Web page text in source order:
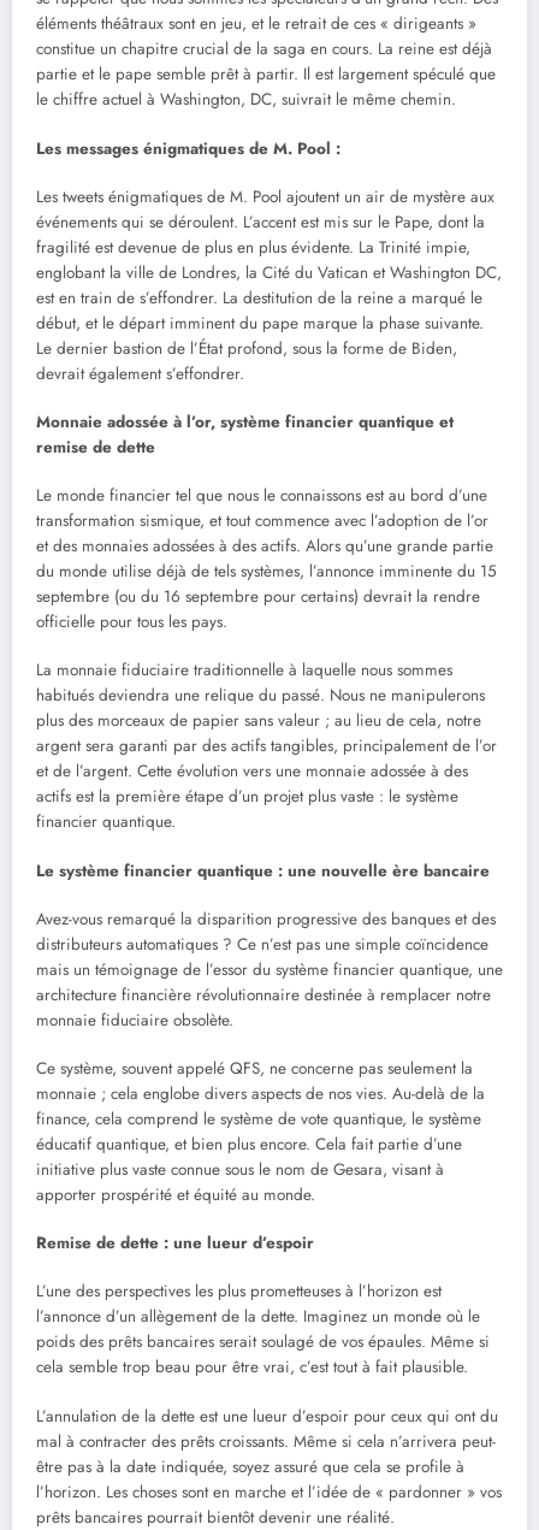
éléments théâtraux sont en jeu, et le retrait de ces « dirigeants »
constitue un chapitre crucial de la saga en cours. La reine est déjà
partie et le pape semble prêt à partir. Il est largement spéculé que
le chiffre actuel à Washington, DC, suivrait le même chemin.
Les messages énigmatiques de M. Pool :
Les tweets énigmatiques de M. Pool ajoutent un air de mystère aux
événements qui se déroulent. L’accent est mis sur le Pape, dont la
fragilité est devenue de plus en plus évidente. La Trinité impie,
englobant la ville de Londres, la Cité du Vatican et Washington DC,
est en train de s’effondrer. La destitution de la reine a marqué le
début, et le départ imminent du pape marque la phase suivante.
Le dernier bastion de l’État profond, sous la forme de Biden,
devrait également s’effondrer.
Monnaie adossée à l’or, système financier quantique et
remise de dette
Le monde financier tel que nous le connaissons est au bord d’une
transformation sismique, et tout commence avec l’adoption de l’or
et des monnaies adossées à des actifs. Alors qu’une grande partie
du monde utilise déjà de tels systèmes, l’annonce imminente du 15
septembre (ou du 16 septembre pour certains) devrait la rendre
officielle pour tous les pays.
La monnaie fiduciaire traditionnelle à laquelle nous sommes
habitués deviendra une relique du passé. Nous ne manipulerons
plus des morceaux de papier sans valeur ; au lieu de cela, notre
argent sera garanti par des actifs tangibles, principalement de l’or
et de l’argent. Cette évolution vers une monnaie adossée à des
actifs est la première étape d’un projet plus vaste : le système
financier quantique.
Le système financier quantique : une nouvelle ère bancaire
Avez-vous remarqué la disparition progressive des banques et des
distributeurs automatiques ? Ce n’est pas une simple coïncidence
mais un témoignage de l’essor du système financier quantique, une
architecture financière révolutionnaire destinée à remplacer notre
monnaie fiduciaire obsolète.
Ce système, souvent appelé QFS, ne concerne pas seulement la
monnaie ; cela englobe divers aspects de nos vies. Au-delà de la
finance, cela comprend le système de vote quantique, le système
éducatif quantique, et bien plus encore. Cela fait partie d’une
initiative plus vaste connue sous le nom de Gesara, visant à
apporter prospérité et équité au monde.
Remise de dette : une lueur d’espoir
L’une des perspectives les plus prometteuses à l’horizon est
l’annonce d’un allègement de la dette. Imaginez un monde où le
poids des prêts bancaires serait soulagé de vos épaules. Même si
cela semble trop beau pour être vrai, c’est tout à fait plausible.
L’annulation de la dette est une lueur d’espoir pour ceux qui ont du
mal à contracter des prêts croissants. Même si cela n’arrivera peut-
être pas à la date indiquée, soyez assuré que cela se profile à
l’horizon. Les choses sont en marche et l’idée de « pardonner » vos
prêts bancaires pourrait bientôt devenir une réalité.